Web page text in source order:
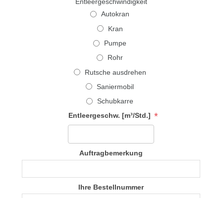
Autokran
Kran
Pumpe
Rohr
Rutsche ausdrehen
Saniermobil
Schubkarre
Entleergeschw. [m³/Std.] *
Auftragbemerkung
Ihre Bestellnummer